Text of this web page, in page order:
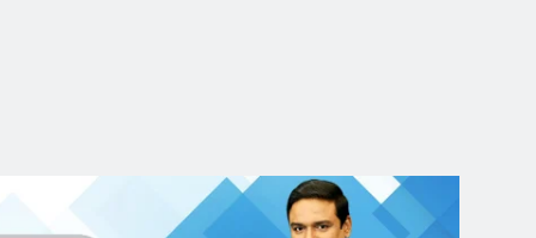
चुनाव से पहले लालू परिवार पर बड़ा
झटका, दिल्ली कोर्ट ने IRCTC